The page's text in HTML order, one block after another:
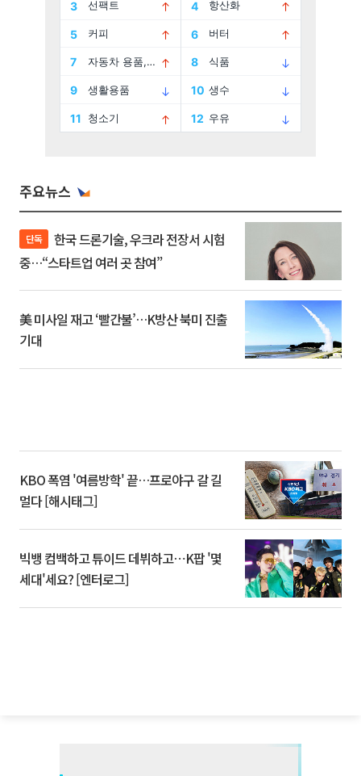
주요뉴스
단독
중…“스타트업 여러 곳 참여”
美 미사일 재고 ‘빨간불’…K방산 북미 진출
기대
KBO 폭염 '여름방학' 끝…프로야구 갈 길
멀다 [해시태그]
빅뱅 컴백하고 튜이드 데뷔하고⋯K팝 '몇
세대'세요? [엔터로그]